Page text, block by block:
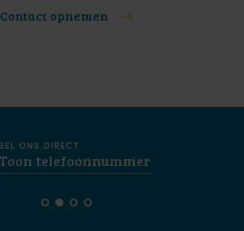
Contact opnemen
Bekijk locatie